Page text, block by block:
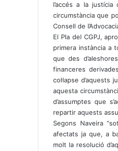
l’accés a la
circumstància que
Consell de
El Pla del CGPJ,
primera instància a
que des
financeres
col·lapse
aquesta
d’assumptes que
repartir aquests
Segons Naveira
afectats ja que, a
molt la resolució